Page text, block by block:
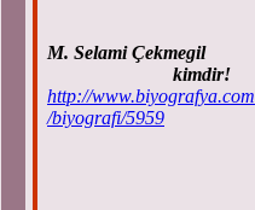
M. Selami Çekmegil
kimdir!
http://www.biyografya.com
/biyografi/5959